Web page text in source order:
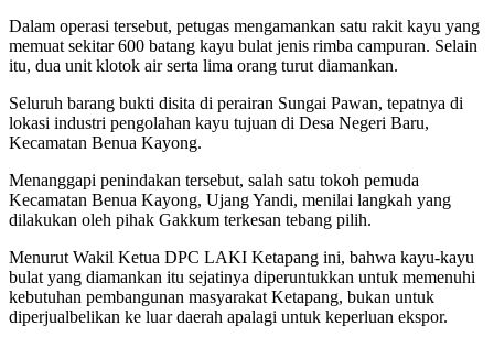
Dalam operasi tersebut, petugas mengamankan satu rakit kayu yang
memuat sekitar 600 batang kayu bulat jenis rimba campuran. Selain
itu, dua unit klotok air serta lima orang turut diamankan.
Seluruh barang bukti disita di perairan Sungai Pawan, tepatnya di
lokasi industri pengolahan kayu tujuan di Desa Negeri Baru,
Kecamatan Benua Kayong.
Menanggapi penindakan tersebut, salah satu tokoh pemuda
Kecamatan Benua Kayong, Ujang Yandi, menilai langkah yang
dilakukan oleh pihak Gakkum terkesan tebang pilih.
Menurut Wakil Ketua DPC LAKI Ketapang ini, bahwa kayu-kayu
bulat yang diamankan itu sejatinya diperuntukkan untuk memenuhi
kebutuhan pembangunan masyarakat Ketapang, bukan untuk
diperjualbelikan ke luar daerah apalagi untuk keperluan ekspor.